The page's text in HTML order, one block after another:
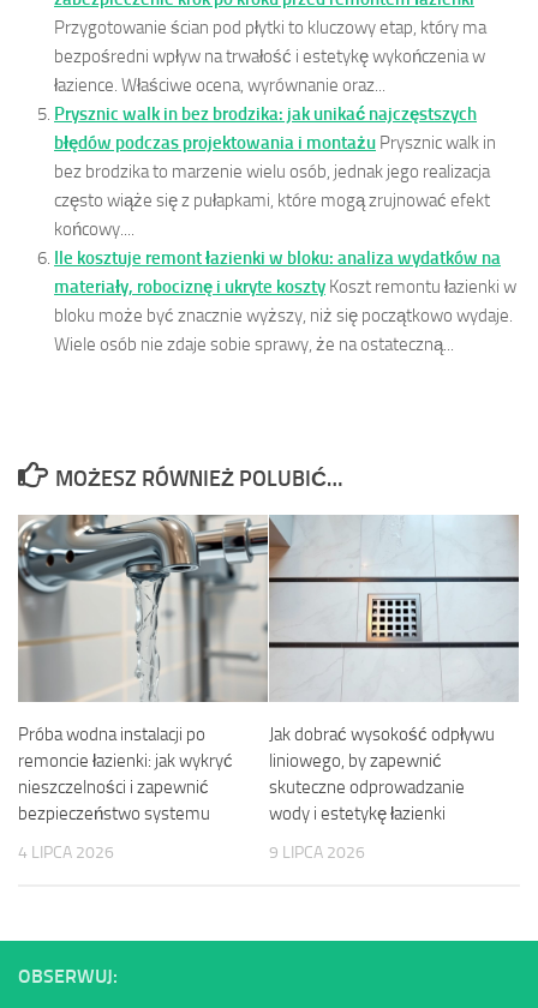
Przygotowanie ścian pod płytki to kluczowy etap, który ma
bezpośredni wpływ na trwałość i estetykę wykończenia w
łazience. Właściwe ocena, wyrównanie oraz...
Prysznic walk in bez brodzika: jak unikać najczęstszych
błędów podczas projektowania i montażu Prysznic walk in
bez brodzika to marzenie wielu osób, jednak jego realizacja
często wiąże się z pułapkami, które mogą zrujnować efekt
końcowy....
Ile kosztuje remont łazienki w bloku: analiza wydatków na
materiały, robociznę i ukryte koszty Koszt remontu łazienki w
bloku może być znacznie wyższy, niż się początkowo wydaje.
Wiele osób nie zdaje sobie sprawy, że na ostateczną...
MOŻESZ RÓWNIEŻ POLUBIĆ…
Próba wodna instalacji po
remoncie łazienki: jak wykryć
nieszczelności i zapewnić
bezpieczeństwo systemu
4 LIPCA 2026
Jak dobrać wysokość odpływu
liniowego, by zapewnić
skuteczne odprowadzanie
wody i estetykę łazienki
9 LIPCA 2026
OBSERWUJ: